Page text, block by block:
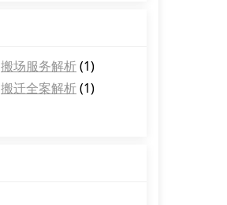
搬场服务解析(1)
搬迁全案解析(1)